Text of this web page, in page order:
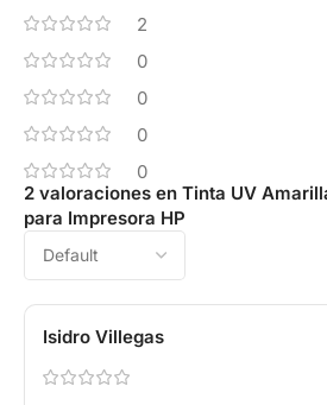
2
0
0
0
0
2 valoraciones en Tinta UV
para Impresora HP
Isidro Villegas